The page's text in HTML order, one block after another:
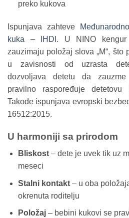
preko kukova
Ispunjava zahteve
kuka – IHDI . U NINO kengur
zauzimaju položaj slova „M“, što
u zavisnosti od uzrasta
dozvoljava detetu da
pravilno raspoređuje
Takođe ispunjava evropski
16512:2015.
U harmoniji sa prirodom
Bliskost– dete je uvek tik uz
meseci
Stalni kontakt– u oba
okrenuta roditelju
Položaj– bebini kukovi se